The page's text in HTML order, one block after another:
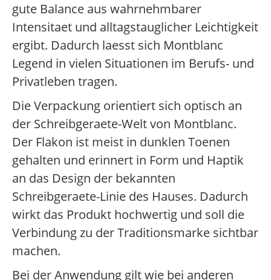
gute Balance aus wahrnehmbarer
Intensitaet und alltagstauglicher Leichtigkeit
ergibt. Dadurch laesst sich Montblanc
Legend in vielen Situationen im Berufs- und
Privatleben tragen.
Die Verpackung orientiert sich optisch an
der Schreibgeraete-Welt von Montblanc.
Der Flakon ist meist in dunklen Toenen
gehalten und erinnert in Form und Haptik
an das Design der bekannten
Schreibgeraete-Linie des Hauses. Dadurch
wirkt das Produkt hochwertig und soll die
Verbindung zu der Traditionsmarke sichtbar
machen.
Bei der Anwendung gilt wie bei anderen